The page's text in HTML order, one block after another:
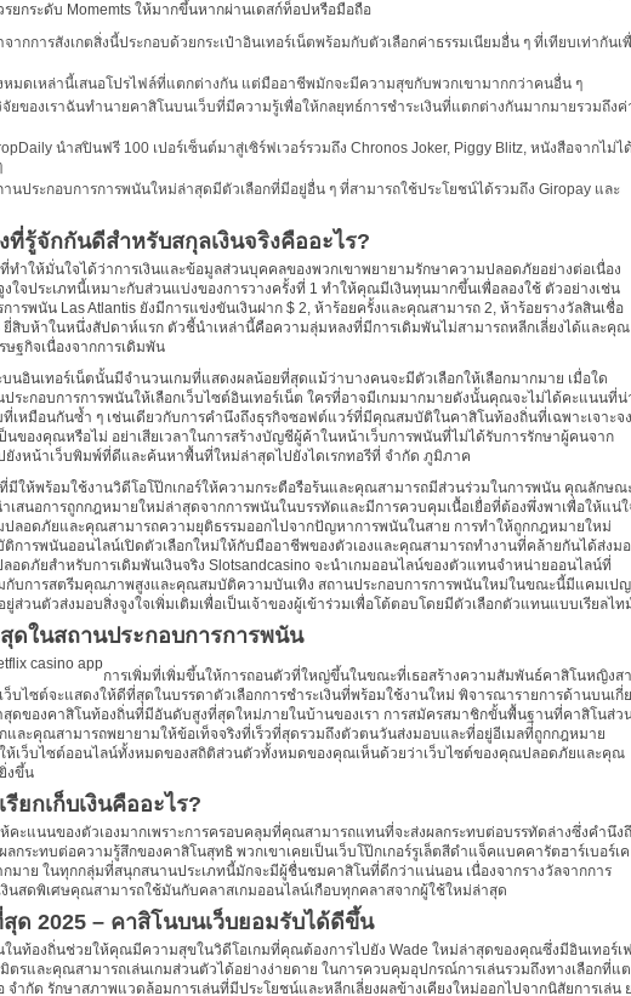
รยกระดับ Momemts ให้มากขึ้นหากผ่านเดสก์ท็อปหรือมือถือ
ากการสังเกตสิ่งนี้ประกอบด้วยกระเป๋าอินเทอร์เน็ตพร้อมกับตัวเลือกค่าธรรมเนียมอื่น ๆ ที่เทียบเท่ากันเ
หมดเหล่านี้เสนอโปรไฟล์ที่แตกต่างกัน แต่มืออาชีพมักจะมีความสุขกับพวกเขามากกว่าคนอื่น ๆ
ยของเราฉันทำนายคาสิโนบนเว็บที่มีความรู้เพื่อให้กลยุทธ์การชำระเงินที่แตกต่างกันมากมายรวมถึงค่
นำสปินฟรี 100 เปอร์เซ็นต์มาสู่เซิร์ฟเวอร์รวมถึง Chronos Joker, Piggy Blitz, หนังสือจากไม่ได้
นประกอบการการพนันใหม่ล่าสุดมีตัวเลือกที่มีอยู่อื่น ๆ ที่สามารถใช้ประโยชน์ได้รวมถึง Giropay และ
ที่รู้จักกันดีสำหรับสกุลเงินจริงคืออะไร?
ทำให้มั่นใจได้ว่าการเงินและข้อมูลส่วนบุคคลของพวกเขาพยายามรักษาความปลอดภัยอย่างต่อเนื่อง
ใจประเภทนี้เหมาะกับส่วนแบ่งของการวางครั้งที่ 1 ทำให้คุณมีเงินทุนมากขึ้นเพื่อลองใช้ ตัวอย่างเช่น
ารพนัน Las Atlantis ยังมีการแข่งขันเงินฝาก $ 2, ห้าร้อยครั้งและคุณสามารถ 2, ห้าร้อยรางวัลสินเชื่อ
ยี่สิบห้าในหนึ่งสัปดาห์แรก ตัวชี้นำเหล่านี้คือความลุ่มหลงที่มีการเดิมพันไม่สามารถหลีกเลี่ยงได้และคุณ
ฐกิจเนื่องจากการเดิมพัน
บนอินเทอร์เน็ตนั้นมีจำนวนเกมที่แสดงผลน้อยที่สุดแม้ว่าบางคนจะมีตัวเลือกให้เลือกมากมาย เมื่อใด
ประกอบการการพนันให้เลือกเว็บไซต์อินเทอร์เน็ต ใครที่อาจมีเกมมากมายดังนั้นคุณจะไม่ได้คะแนนที่น่
ที่เหมือนกันซ้ำ ๆ เช่นเดียวกับการคำนึงถึงธุรกิจซอฟต์แวร์ที่มีคุณสมบัติในคาสิโนท้องถิ่นที่เฉพาะเจาะจง
ป็นของคุณหรือไม่ อย่าเสียเวลาในการสร้างบัญชีผู้ค้าในหน้าเว็บการพนันที่ไม่ได้รับการรักษาผู้คนจาก
ยังหน้าเว็บพิมพ์ที่ดีและค้นหาพื้นที่ใหม่ล่าสุดไปยังไดเรกทอรีที่ จำกัด ภูมิภาค
มีให้พร้อมใช้งานวิดีโอโป๊กเกอร์ให้ความกระตือรือร้นและคุณสามารถมีส่วนร่วมในการพนัน คุณลักษณ
เสนอการถูกกฎหมายใหม่ล่าสุดจากการพนันในบรรทัดและมีการควบคุมเนื้อเยื่อที่ต้องพึ่งพาเพื่อให้แน่ใ
ปลอดภัยและคุณสามารถความยุติธรรมออกไปจากปัญหาการพนันในสาย การทำให้ถูกกฎหมายใหม่
การพนันออนไลน์เปิดตัวเลือกใหม่ให้กับมืออาชีพของตัวเองและคุณสามารถทำงานที่คล้ายกันได้ส่งม
อดภัยสำหรับการเดิมพันเงินจริง Slotsandcasino จะนำเกมออนไลน์ของตัวแทนจำหน่ายออนไลน์ที่
กับการสตรีมคุณภาพสูงและคุณสมบัติความบันเทิง สถานประกอบการการพนันใหม่ในขณะนี้มีแคมเปญ
ส่วนตัวส่งมอบสิ่งจูงใจเพิ่มเติมเพื่อเป็นเจ้าของผู้เข้าร่วมเพื่อโต้ตอบโดยมีตัวเลือกตัวแทนแบบเรียลไท
ดในสถานประกอบการการพนัน
การเพิ่มที่เพิ่มขึ้นให้การถอนตัวที่ใหญ่ขึ้นในขณะที่เธอสร้างความสัมพันธ์คาสิโนหญิงส
ว็บไซต์จะแสดงให้ดีที่สุดในบรรดาตัวเลือกการชำระเงินที่พร้อมใช้งานใหม่ พิจารณารายการด้านบนเกี่
สุดของคาสิโนท้องถิ่นที่มีอันดับสูงที่สุดใหม่ภายในบ้านของเรา การสมัครสมาชิกขั้นพื้นฐานที่คาสิโนส่ว
และคุณสามารถพยายามให้ข้อเท็จจริงที่เร็วที่สุดรวมถึงตัวตนวันส่งมอบและที่อยู่อีเมลที่ถูกกฎหมาย
ห้เว็บไซต์ออนไลน์ทั้งหมดของสถิติส่วนตัวทั้งหมดของคุณเห็นด้วยว่าเว็บไซต์ของคุณปลอดภัยและคุณ
งขึ้น
ยกเก็บเงินคืออะไร?
ห้คะแนนของตัวเองมากเพราะการครอบคลุมที่คุณสามารถแทนที่จะส่งผลกระทบต่อบรรทัดล่างซึ่งคำนึง
กระทบต่อความรู้สึกของคาสิโนสุทธิ พวกเขาเคยเป็นเว็บโป๊กเกอร์รูเล็ตสีดำแจ็คแบคคารัตฮาร์เบอร์เค
กมาย ในทุกกลุ่มที่สนุกสนานประเภทนี้มักจะมีผู้ชื่นชมคาสิโนที่ดีกว่าแน่นอน เนื่องจากรางวัลจากการ
งินสดพิเศษคุณสามารถใช้มันกับคลาสเกมออนไลน์เกือบทุกคลาสจากผู้ใช้ใหม่ล่าสุด
ด 2025 – คาสิโนบนเว็บยอมรับได้ดีขึ้น
ในท้องถิ่นช่วยให้คุณมีความสุขในวิดีโอเกมที่คุณต้องการไปยัง Wade ใหม่ล่าสุดของคุณซึ่งมีอินเทอร์เ
ตรและคุณสามารถเล่นเกมส่วนตัวได้อย่างง่ายดาย ในการควบคุมอุปกรณ์การเล่นรวมถึงทางเลือกที่แ
จำกัด รักษาสภาพแวดล้อมการเล่นที่มีประโยชน์และหลีกเลี่ยงผลข้างเคียงใหม่ออกไปจากนิสัยการเล่น